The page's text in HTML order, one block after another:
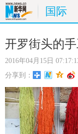
国际
首页
娱乐
时尚
港澳
开罗街头的手
2016年04月15日
分享到：